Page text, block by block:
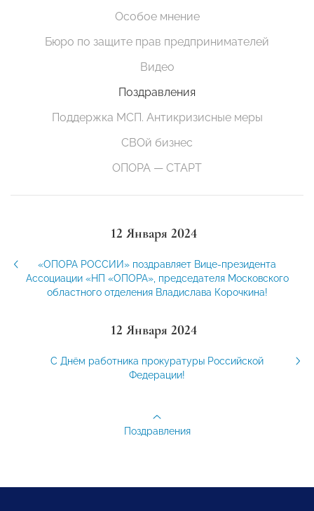
Особое мнение
Бюро по защите прав предпринимателей
Видео
Поздравления
Поддержка МСП. Антикризисные меры
СВОй бизнес
ОПОРА — СТАРТ
12 Января 2024
«ОПОРА РОССИИ» поздравляет Вице-президента
Ассоциации «НП «ОПОРА», председателя Московского
областного отделения Владислава Корочкина!
12 Января 2024
С Днём работника прокуратуры Российской
Федерации!
Поздравления